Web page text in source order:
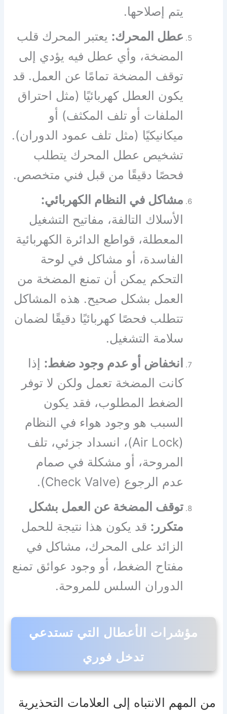
يتم إصلاحها.
عطل المحرك: يعتبر المحرك قلب
المضخة، وأي عطل فيه يؤدي إلى
توقف المضخة تمامًا عن العمل. قد
يكون العطل كهربائيًا (مثل احتراق
الملفات أو تلف المكثف) أو
ميكانيكيًا (مثل تلف عمود الدوران).
تشخيص عطل المحرك يتطلب
فحصًا دقيقًا من قبل فني متخصص.
مشاكل في النظام الكهربائي:
الأسلاك التالفة، مفاتيح التشغيل
المعطلة، قواطع الدائرة الكهربائية
الفاسدة، أو مشاكل في لوحة
التحكم يمكن أن تمنع المضخة من
العمل بشكل صحيح. هذه المشاكل
تتطلب فحصًا كهربائيًا دقيقًا لضمان
سلامة التشغيل.
انخفاض أو عدم وجود ضغط: إذا
كانت المضخة تعمل ولكن لا توفر
الضغط المطلوب، فقد يكون
السبب هو وجود هواء في النظام
(Air Lock)، انسداد جزئي، تلف
المروحة، أو مشكلة في صمام
عدم الرجوع (Check Valve).
توقف المضخة عن العمل بشكل
متكرر: قد يكون هذا نتيجة للحمل
الزائد على المحرك، مشاكل في
مفتاح الضغط، أو وجود عوائق تمنع
الدوران السلس للمروحة.
مؤشرات الأعطال التي تستدعي
تدخل فوري
من المهم الانتباه إلى العلامات التحذيرية